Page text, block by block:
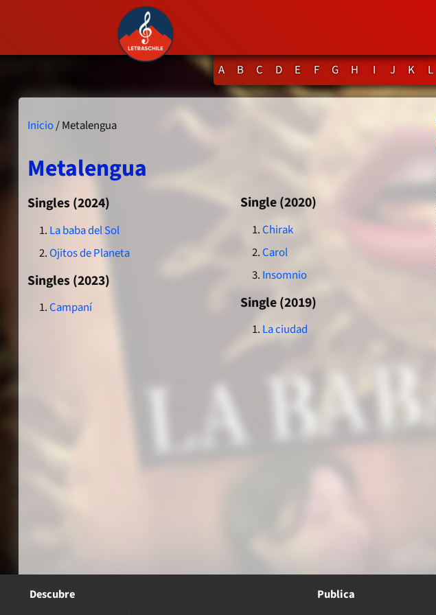
A B C D E F G H I J K L
Inicio/ Metalengua
Metalengua
Singles (2024)
La baba del Sol
Ojitos de Planeta
Singles (2023)
Campaní
Single (2020)
Chirak
Carol
Insomnio
Single (2019)
La ciudad
Descubre Publica